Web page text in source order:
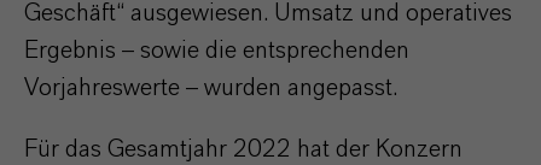
Geschäft“ ausgewiesen. Umsatz und operatives
Ergebnis – sowie die entsprechenden
Vorjahreswerte – wurden angepasst.
Für das Gesamtjahr 2022 hat der Konzern